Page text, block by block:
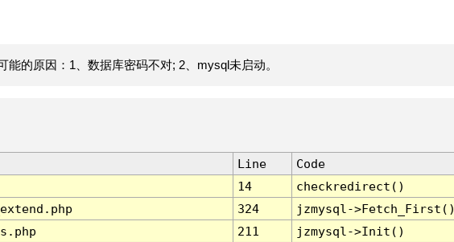
的原因：1、数据库密码不对; 2、mysql未启动。
Line
Code
14
checkredirect()
324
jzmysql-
211
jzmysql->Init()